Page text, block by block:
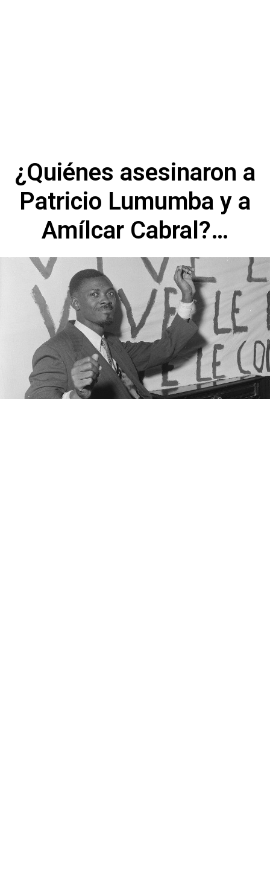
¿Quiénes asesinaron a
Patricio Lumumba y a
Amílcar Cabral?…